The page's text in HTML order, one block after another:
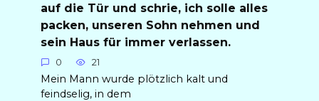
auf die Tür und schrie, ich solle alles
packen, unseren Sohn nehmen und
sein Haus für immer verlassen.
0 21
Mein Mann wurde plötzlich kalt und
feindselig, in dem